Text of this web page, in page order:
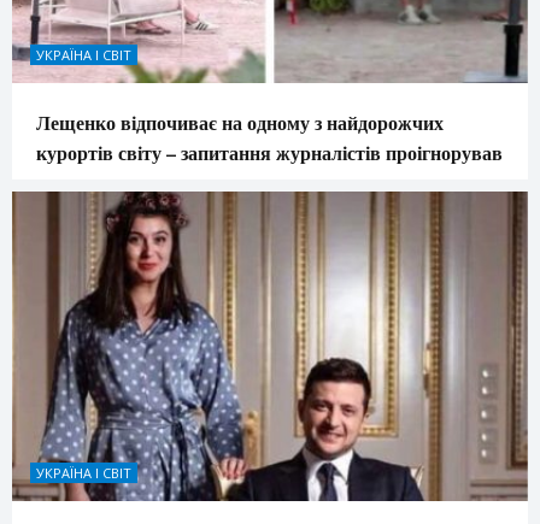
УКРАЇНА І СВІТ
Лещенко відпочиває на одному з найдорожчих
курортів світу – запитання журналістів проігнорував
УКРАЇНА І СВІТ